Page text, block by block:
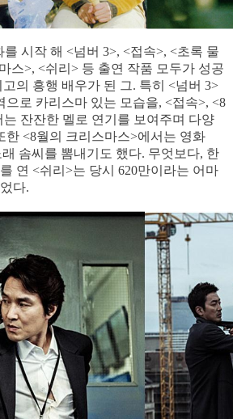
시작 해 <넘버 3>, <접속>, <초록 물
스>, <쉬리> 등 출연 작품 모두가 성공
의 흥행 배우가 된 그. 특히 <넘버 3>
으로 카리스마 있는 모습을, <접속>, <8
잔잔한 멜로 연기를 보여주며 다양
한 <8월의 크리스마스>에서는 영화
솜씨를 뽐내기도 했다. 무엇보다, 한
연 <쉬리>는 당시 620만이라는 어마
다.